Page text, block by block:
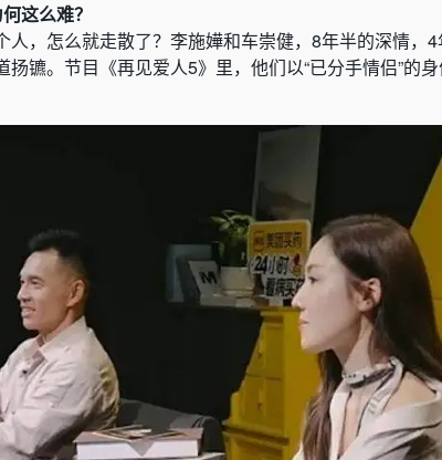
这么难？
，怎么就走散了？李施嬅和车崇健，8年半的深情，4
镳。节目《再见爱人5》里，他们以“已分手情侣”的